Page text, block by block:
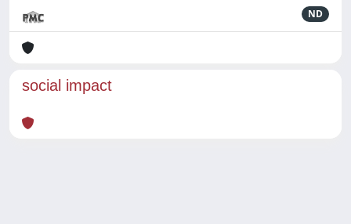
ND
social impact